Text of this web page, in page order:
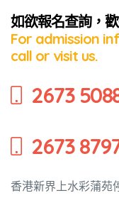
如欲報名查詢，
For admission
call or visit us.
2673
2673
香港新界上水彩蒲苑
幼兒